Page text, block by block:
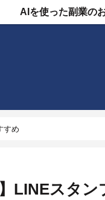
すめ
LINEスタ